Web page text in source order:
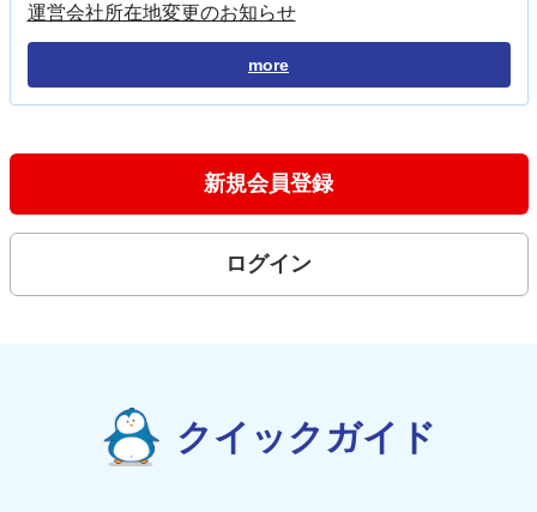
運営会社所在地変更のお知らせ
more
新規会員登録
ログイン
クイックガイド